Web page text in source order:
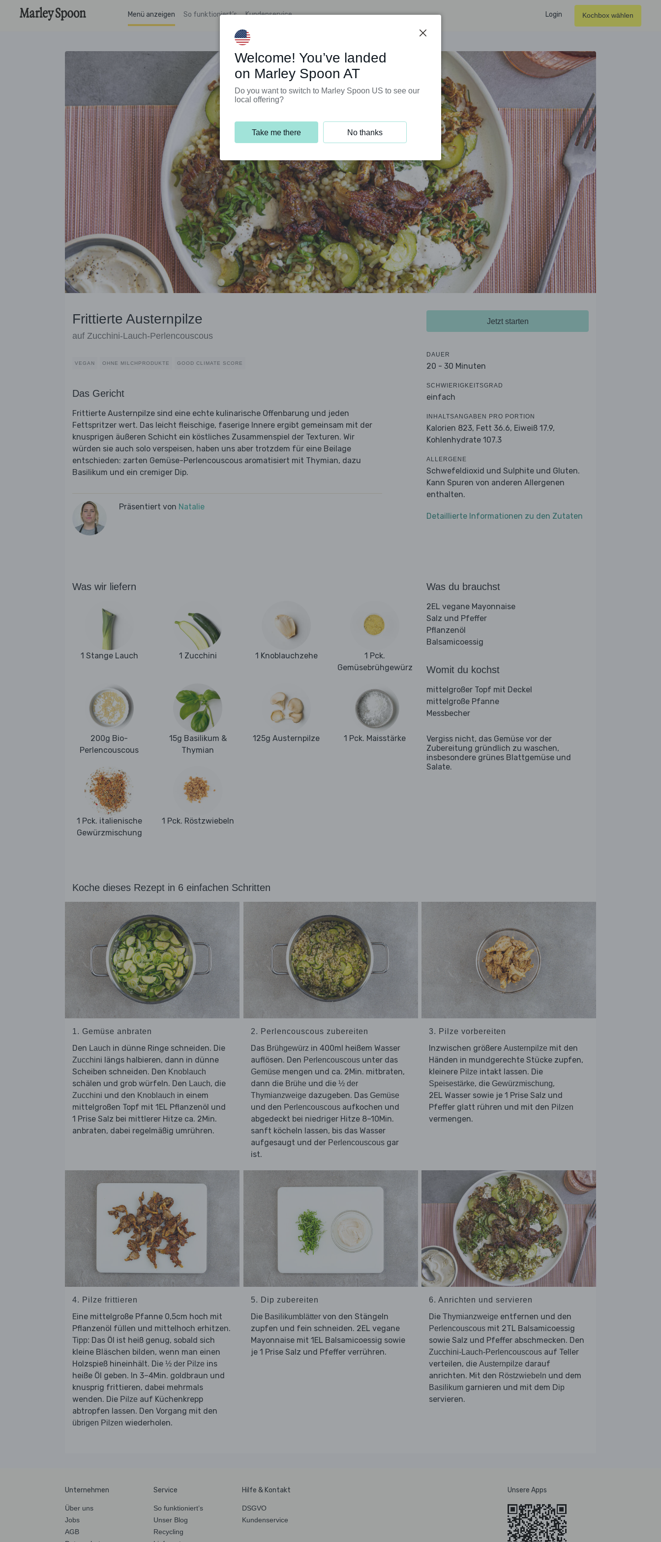
Menü anzeigen So funktioniert’s Kundenservice Login Kochbox wählen
Frittierte Austernpilze
auf Zucchini-Lauch-Perlencouscous
VEGAN OHNE MILCHPRODUKTE GOOD CLIMATE SCORE
Das Gericht
Frittierte Austernpilze sind eine echte kulinarische Offenbarung und jeden
Fettspritzer wert. Das leicht fleischige, faserige Innere ergibt gemeinsam mit der
knusprigen äußeren Schicht ein köstliches Zusammenspiel der Texturen. Wir
würden sie auch solo verspeisen, haben uns aber trotzdem für eine Beilage
entschieden: zarten Gemüse-Perlencouscous aromatisiert mit Thymian, dazu
Basilikum und ein cremiger Dip.
Präsentiert von Natalie
Jetzt starten
DAUER
20 - 30 Minuten
SCHWIERIGKEITSGRAD
einfach
INHALTSANGABEN PRO PORTION
Kalorien 823, Fett 36.6, Eiweiß 17.9,
Kohlenhydrate 107.3
ALLERGENE
Schwefeldioxid und Sulphite und Gluten.
Kann Spuren von anderen Allergenen
enthalten.
Detaillierte Informationen zu den Zutaten
Was wir liefern
1 Stange Lauch 1 Zucchini 1 Knoblauchzehe
1 Pck.
Gemüsebrühgewürz
200g Bio-
Perlencouscous
15g Basilikum &
Thymian
125g Austernpilze 1 Pck. Maisstärke
1 Pck. italienische
Gewürzmischung
1 Pck. Röstzwiebeln
Was du brauchst
2EL vegane Mayonnaise
Salz und Pfeffer
Pflanzenöl
Balsamicoessig
Womit du kochst
mittelgroßer Topf mit Deckel
mittelgroße Pfanne
Messbecher
Vergiss nicht, das Gemüse vor der
Zubereitung gründlich zu waschen,
insbesondere grünes Blattgemüse und
Salate.
Koche dieses Rezept in 6 einfachen Schritten
1. Gemüse anbraten
Den Lauch in dünne Ringe schneiden. Die
Zucchini längs halbieren, dann in dünne
Scheiben schneiden. Den Knoblauch
schälen und grob würfeln. Den Lauch, die
Zucchini und den Knoblauch in einem
mittelgroßen Topf mit 1EL Pflanzenöl und
1 Prise Salz bei mittlerer Hitze ca. 2Min.
anbraten, dabei regelmäßig umrühren.
2. Perlencouscous zubereiten
Das Brühgewürzin 400ml heißem Wasser
auflösen. Den Perlencouscousunter das
Gemüse mengen und ca. 2Min. mitbraten,
dann die Brühe und die ½ der
Thymianzweige dazugeben. Das Gemüse
und den Perlencouscousaufkochen und
abgedeckt bei niedriger Hitze 8–10Min.
sanft köcheln lassen, bis das Wasser
aufgesaugt und der Perlencouscousgar
ist.
3. Pilze vorbereiten
Inzwischen größere Austernpilze mit den
Händen in mundgerechte Stücke zupfen,
kleinere Pilze intakt lassen. Die
Speisestärke, die Gewürzmischung,
2EL Wasser sowie je 1 Prise Salz und
Pfeffer glatt rühren und mit den Pilzen
vermengen.
4. Pilze frittieren
Eine mittelgroße Pfanne 0,5cm hoch mit
Pflanzenöl füllen und mittelhoch erhitzen.
Tipp: Das Öl ist heiß genug, sobald sich
kleine Bläschen bilden, wenn man einen
Holzspieß hineinhält. Die ½ der Pilze ins
heiße Öl geben. In 3–4Min. goldbraun und
knusprig frittieren, dabei mehrmals
wenden. Die Pilze auf Küchenkrepp
abtropfen lassen. Den Vorgang mit den
übrigen Pilzen wiederholen.
5. Dip zubereiten
Die Basilikumblättervon den Stängeln
zupfen und fein schneiden. 2EL vegane
Mayonnaise mit 1EL Balsamicoessig sowie
je 1 Prise Salz und Pfeffer verrühren.
6. Anrichten und servieren
Die Thymianzweige entfernen und den
Perlencouscous mit 2TL Balsamicoessig
sowie Salz und Pfeffer abschmecken. Den
Zucchini-Lauch-Perlencouscous auf Teller
verteilen, die Austernpilze darauf
anrichten. Mit den Röstzwiebeln und dem
Basilikum garnieren und mit dem Dip
servieren.
Unternehmen
Über uns
Jobs
AGB
Service
So funktioniert’s
Unser Blog
Recycling
Hilfe & Kontakt
DSGVO
Kundenservice
Unsere Apps
Welcome! You’ve landed
on Marley Spoon AT
Do you want to switch to Marley Spoon US to see our
local offering?
Take me there No thanks